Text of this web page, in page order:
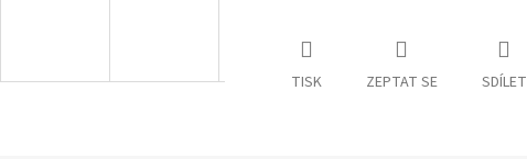
TISK ZEPTAT SE SDÍLET